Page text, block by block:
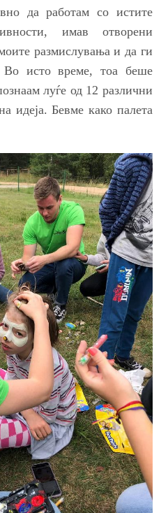
да работам со истите
имав
отворени
размислувања и да ги
Во исто време, тоа беше
луѓе од 12 различни
идеја.Бевме како палета